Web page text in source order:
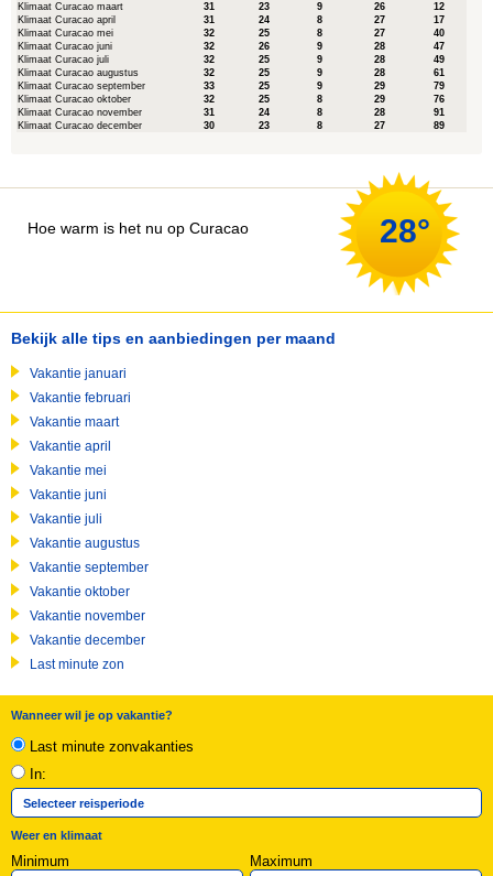
Klimaat Curacao maart
31 23 9 26
12
Klimaat Curacao april
31 24 8 27
17
Klimaat Curacao mei
32 25 8 27
40
Klimaat Curacao juni
32 26 9 28
47
Klimaat Curacao juli
32 25 9 28
49
Klimaat Curacao augustus
32 25 9 28
61
Klimaat Curacao september
33 25 9 29
79
Klimaat Curacao oktober
32 25 8 29
76
Klimaat Curacao november
31 24 8 28
91
Klimaat Curacao december
30 23 8 27 89
28°
Hoe warm is het nu op Curacao
Bekijk alle tips en aanbiedingen per maand
Vakantie januari
Vakantie februari
Vakantie maart
Vakantie april
Vakantie mei
Vakantie juni
Vakantie juli
Vakantie augustus
Vakantie september
Vakantie oktober
Vakantie november
Vakantie december
Last minute zon
Wanneer wil je op vakantie?
Last minute zonvakanties
In:
Weer en klimaat
Minimum Maximum